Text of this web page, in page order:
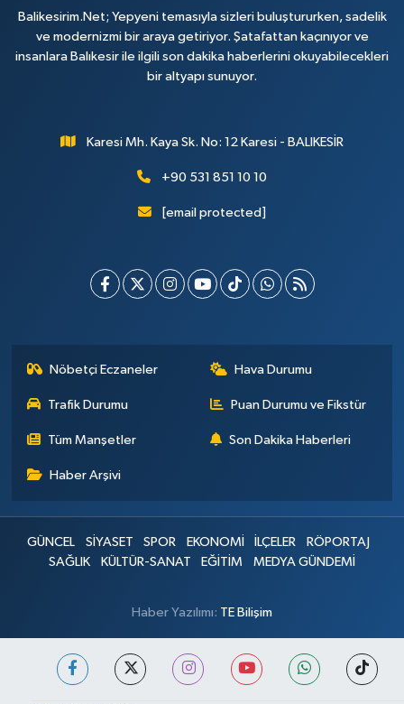
Balikesirim.Net; Yepyeni temasıyla sizleri buluştururken, sadelik
ve modernizmi bir araya getiriyor. Şatafattan kaçınıyor ve
insanlara Balıkesir ile ilgili son dakika haberlerini okuyabilecekleri
bir altyapı sunuyor.
Karesi Mh. Kaya Sk. No: 12 Karesi - BALIKESİR
+90 531 851 10 10
[email protected]
Nöbetçi Eczaneler Hava Durumu
Trafik Durumu Puan Durumu ve Fikstür
Tüm Manşetler Son Dakika Haberleri
Haber Arşivi
GÜNCEL SİYASET SPOR EKONOMİ İLÇELER
RÖPORTAJ
SAĞLIK
KÜLTÜR-SANAT EĞİTİM MEDYA GÜNDEMİ
Haber Yazılımı: TE Bilişim